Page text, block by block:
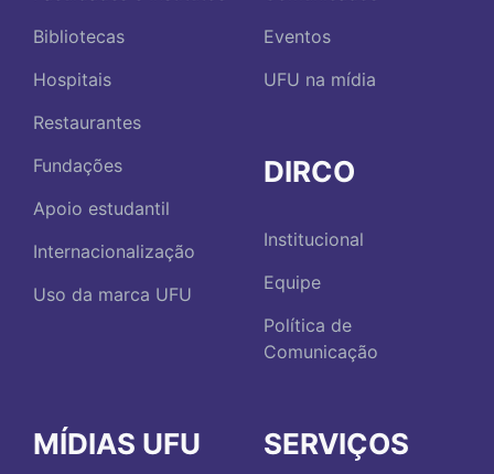
Bibliotecas
Hospitais
Restaurantes
Fundações
Apoio estudantil
Internacionalização
Uso da marca UFU
Eventos
UFU na mídia
DIRCO
Institucional
Equipe
Política de
Comunicação
MÍDIAS UFU SERVIÇOS